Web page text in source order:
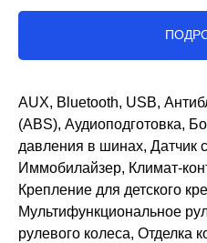
AUX, Bluetooth, USB,
(ABS), Аудиоподготовка,
давления в шинах, Датчик
Иммобилайзер, Климат-
Крепление для детского
Мультифункциональное
рулевого колеса, Отделка